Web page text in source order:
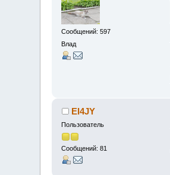
Сообщений: 597
Влад
EI4JY
Пользователь
Сообщений: 81